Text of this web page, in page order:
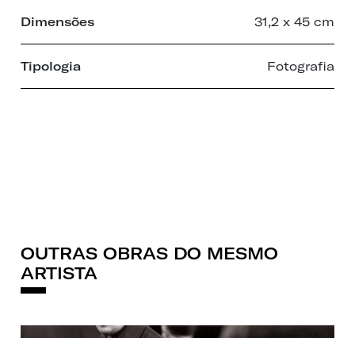
Dimensões 31,2 x 45 cm
Tipologia Fotografia
OUTRAS OBRAS DO MESMO
ARTISTA